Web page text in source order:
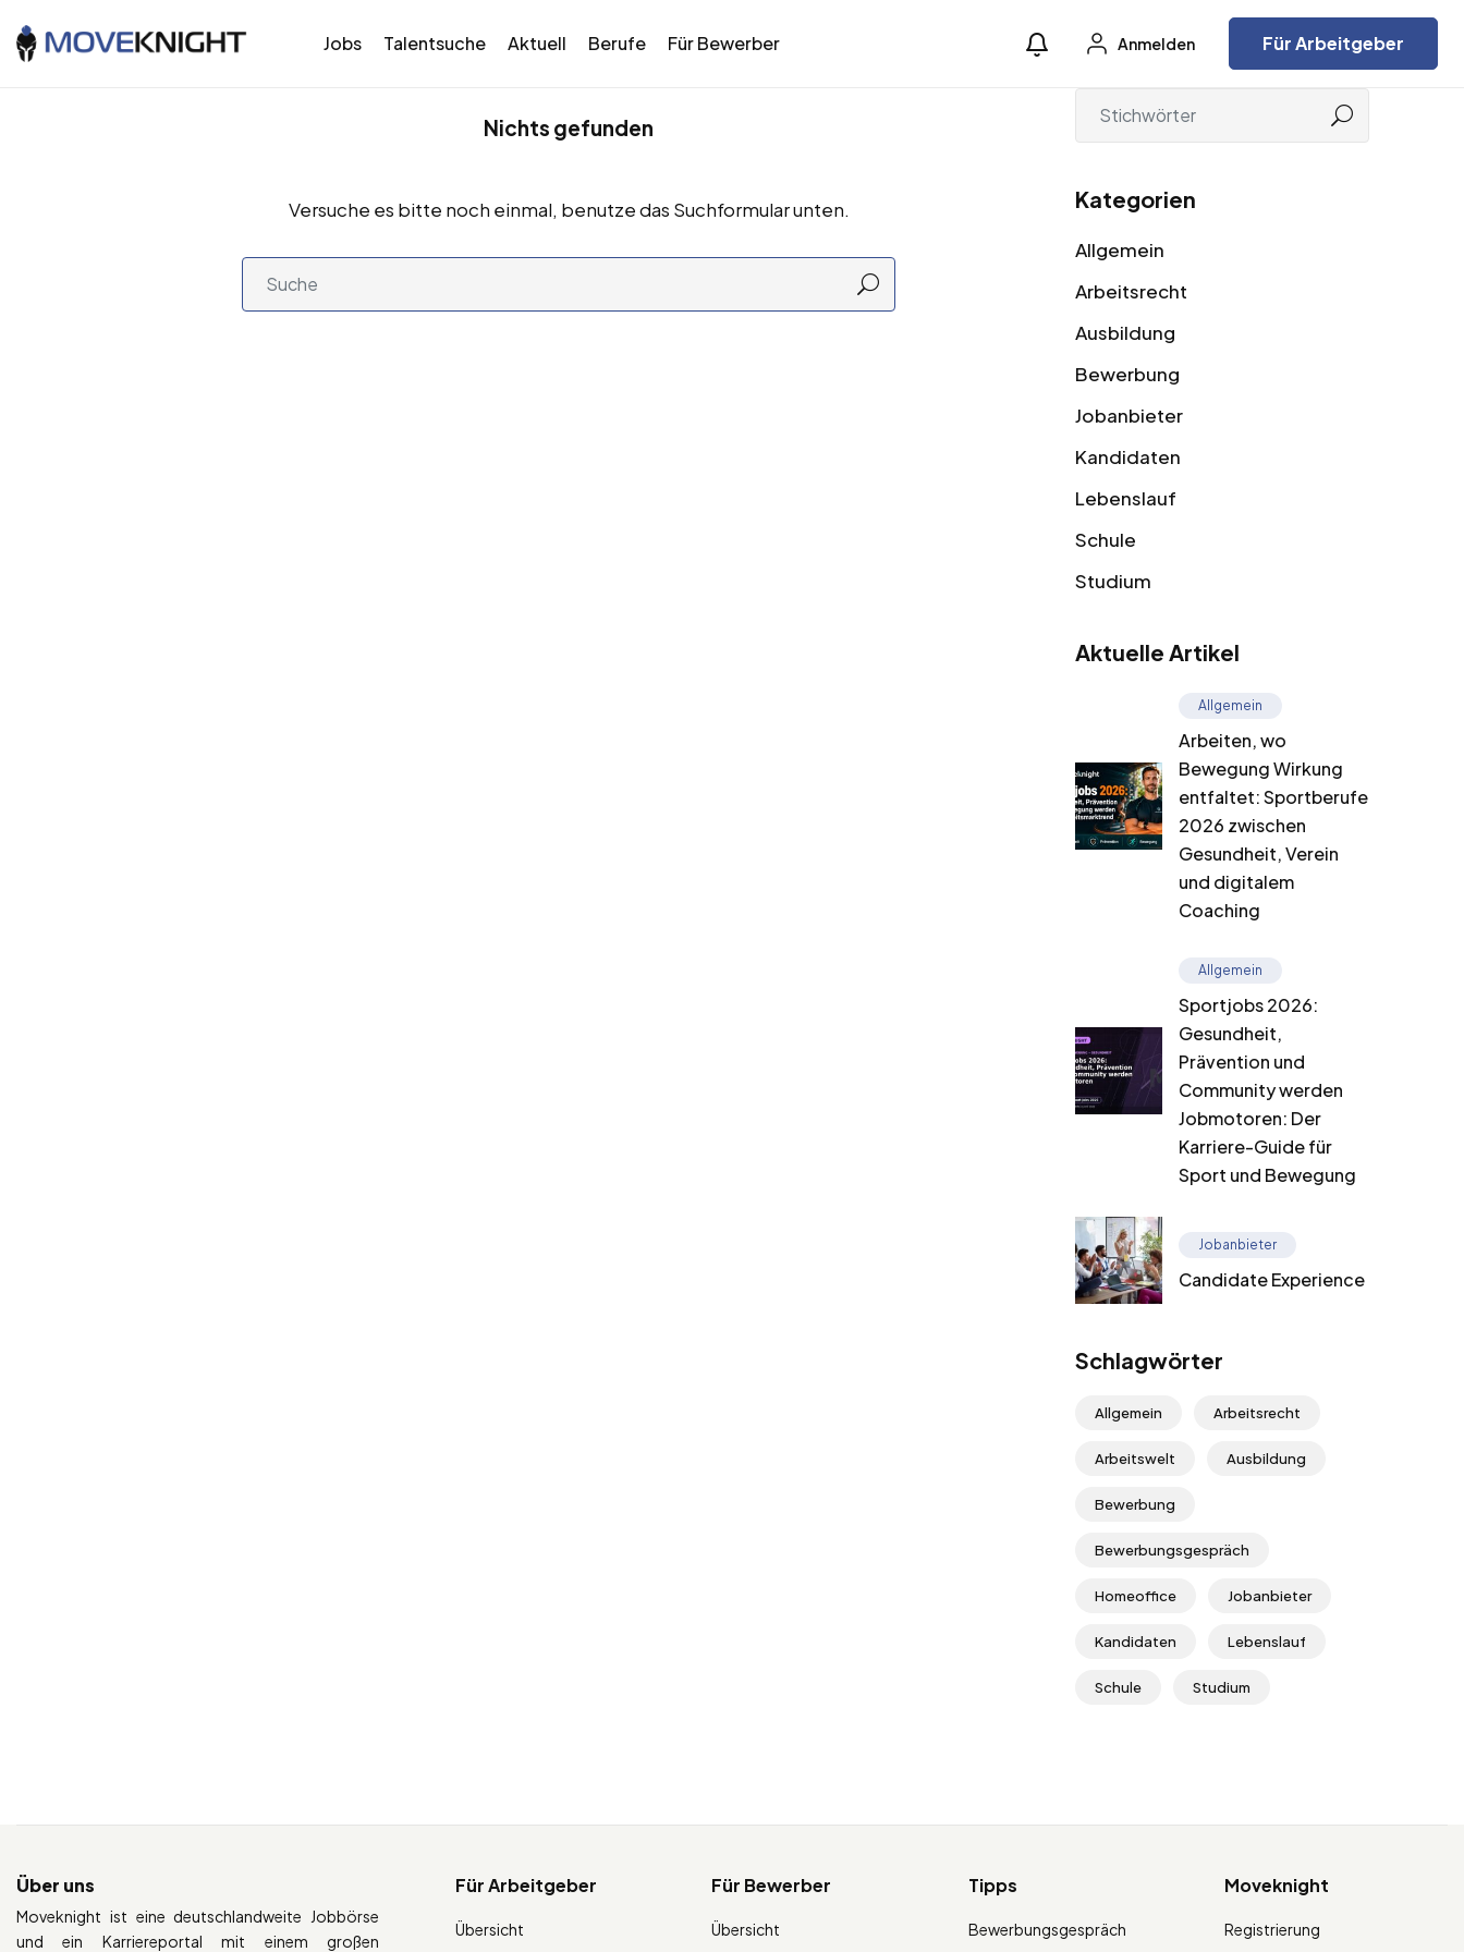
Jobs Talentsuche Aktuell Berufe Für Bewerber Anmelden Für Arbeitgeber
Nichts gefunden
Versuche es bitte noch einmal, benutze das Suchformular unten. Kategorien
Allgemein
Arbeitsrecht
Ausbildung
Bewerbung
Jobanbieter
Kandidaten
Lebenslauf
Schule
Studium
Aktuelle Artikel
Allgemein
Arbeiten, wo
Bewegung Wirkung
entfaltet: Sportberufe
2026 zwischen
Gesundheit, Verein
und digitalem
Coaching
Allgemein
Sportjobs 2026:
Gesundheit,
Prävention und
Community werden
Jobmotoren: Der
Karriere-Guide für
Sport und Bewegung
Jobanbieter
Candidate Experience
Schlagwörter
Allgemein Arbeitsrecht
Arbeitswelt Ausbildung
Bewerbung
Bewerbungsgespräch
Homeoffice Jobanbieter
Kandidaten Lebenslauf
Schule Studium
Über uns
Moveknight ist eine deutschlandweite Jobbörse
und ein Karriereportal mit einem großen
Für Arbeitgeber
Übersicht
Für Bewerber
Übersicht
Tipps
Bewerbungsgespräch
Moveknight
Registrierung